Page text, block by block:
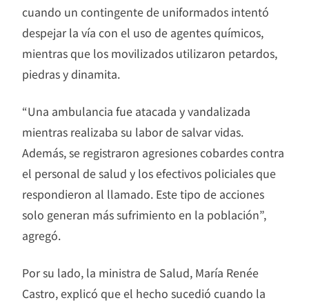
cuando un contingente de uniformados intentó
despejar la vía con el uso de agentes químicos,
mientras que los movilizados utilizaron petardos,
piedras y dinamita.
“Una ambulancia fue atacada y vandalizada
mientras realizaba su labor de salvar vidas.
Además, se registraron agresiones cobardes contra
el personal de salud y los efectivos policiales que
respondieron al llamado. Este tipo de acciones
solo generan más sufrimiento en la población”,
agregó.
Por su lado, la ministra de Salud, María Renée
Castro, explicó que el hecho sucedió cuando la